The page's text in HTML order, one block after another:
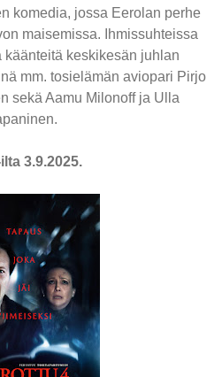
komedia, jossa Eerolan perhe
maisemissa. Ihmissuhteissa
keskikesän juhlan
mm. tosielämän aviopari Pirjo
sekä Aamu Milonoff ja Ulla
3.9.2025.